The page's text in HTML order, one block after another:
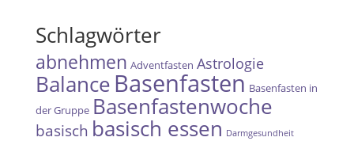
Schlagwörter
abnehmen Adventfasten Astrologie
BalanceBasenfasten Basenfasten in
der Gruppe Basenfastenwoche
basisch basisch essen Darmgesundheit